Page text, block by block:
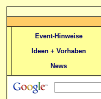
Event-Hinweise
Ideen + Vorhaben
News